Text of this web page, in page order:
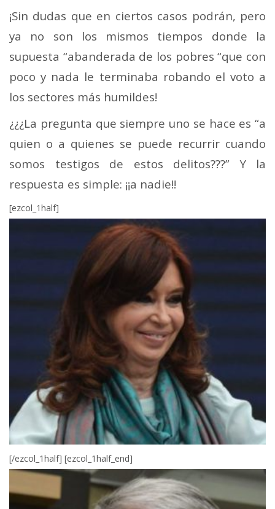
¡Sin dudas que en ciertos casos podrán, pero
ya no son los mismos tiempos donde la
supuesta “abanderada de los pobres “que con
poco y nada le terminaba robando el voto a
los sectores más humildes!
¿¿¿La pregunta que siempre uno se hace es “a
quien o a quienes se puede recurrir cuando
somos testigos de estos delitos???” Y la
respuesta es simple: ¡¡a nadie!!
[ezcol_1half]
[/ezcol_1half] [ezcol_1half_end]